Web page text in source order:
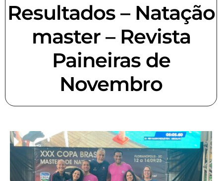
Resultados – Natação
master – Revista
Paineiras de
Novembro